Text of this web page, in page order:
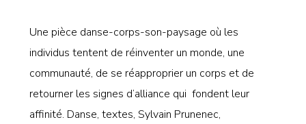
Une pièce danse-corps-son-paysage où les
individus tentent de réinventer un monde, une
communauté, de se réapproprier un corps et de
retourner les signes d’alliance qui fondent leur
affinité. Danse, textes, Sylvain Prunenec,